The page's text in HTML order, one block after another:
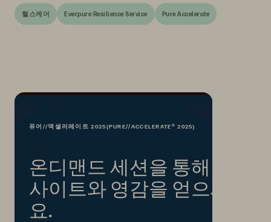
헬스케어 Everpure Resilience Service Pure Accelerate
퓨어//액셀러레이트 2025(PURE//ACCELERATE® 2025)
온디맨드 세션을 통해 인
사이트와 영감을 얻으세
요.